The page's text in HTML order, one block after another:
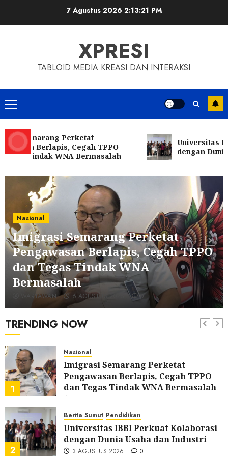
7 Agustus 2026 2:13:23 PM
XPRESI
TABLOID MEDIA KREASI DAN INTERAKSI
Primary
Menu
Perketat
Berlapis, Cegah TPPO
Tindak WNA Bermasalah
Universitas IBBI
dengan Dunia
Nasional
Imigrasi Semarang Perketat
Pengawasan Berlapis, Cegah TPPO
dan Tegas Tindak WNA
Bermasalah
WARTAWAN 6 AGUSTUS 2026 0
TRENDING NOW
Pemprov Sumut Targetkan Asahan,
Tanjungbalai, dan Labura Bebas
Pasung ODGJ
16 JULI 2026
6
Nasional
Imigrasi Depok Perkuat Literasi
Keimigrasian di SMK, Bentengi
Generasi Muda dari Modus Kerja
Ilegal ke Luar Negeri
16 JULI 2026 0
7
Nasional
PIMPASA Goes To School, Edukasi
Pelajar Cegah TPPO dan TPPM
15 JULI 2026
1
Nasional
Imigrasi Semarang Perketat
Pengawasan Berlapis, Cegah TPPO
dan Tegas Tindak WNA Bermasalah
2
Berita Sumut Pendidikan
Universitas IBBI Perkuat Kolaborasi
dengan Dunia Usaha dan Industri
3 AGUSTUS 2026 0